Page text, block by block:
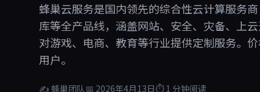
蜂巢云服务是国内领先的综合性云计算服务
库等全产品线，涵盖网站、安全、灾备、上
对游戏、电商、教育等行业提供定制服务。
用户。
✍ 蜂巢团队📅 2026年4月13日⏱ 1 分钟阅读